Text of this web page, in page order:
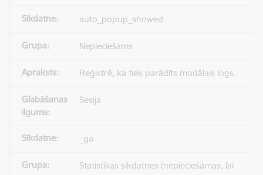
auto_popup_showed
Nepieciešams
Reģistrē, ka tiek parādīts modālais logs.
Sesija
_ga
Statistikas sīkdatnes (nepieciešamas, lai